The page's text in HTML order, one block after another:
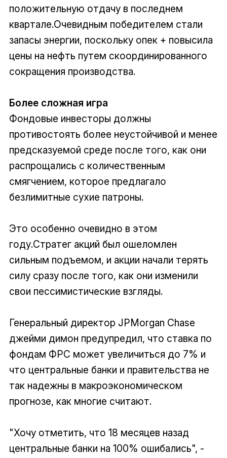
положительную отдачу в последнем
квартале.Очевидным победителем стали
запасы энергии, поскольку опек + повысила
цены на нефть путем скоординированного
сокращения производства.
Более сложная игра
Фондовые инвесторы должны
противостоять более неустойчивой и менее
предсказуемой среде после того, как они
распрощались с количественным
смягчением, которое предлагало
безлимитные сухие патроны.
Это особенно очевидно в этом
году.Стратег акций был ошеломлен
сильным подъемом, и акции начали терять
силу сразу после того, как они изменили
свои пессимистические взгляды.
Генеральный директор JPMorgan Chase
джейми димон предупредил, что ставка по
фондам ФРС может увеличиться до 7% и
что центральные банки и правительства не
так надежны в макроэкономическом
прогнозе, как многие считают.
"Хочу отметить, что 18 месяцев назад
центральные банки на 100% ошибались", -